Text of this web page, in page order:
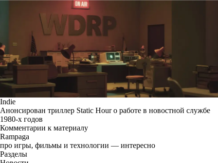
Indie
Анонсирован триллер Static Hour о работе в новостной службе
1980-х годов
Комментарии к материалу
Rampaga
про игры, фильмы и технологии — интересно
Разделы